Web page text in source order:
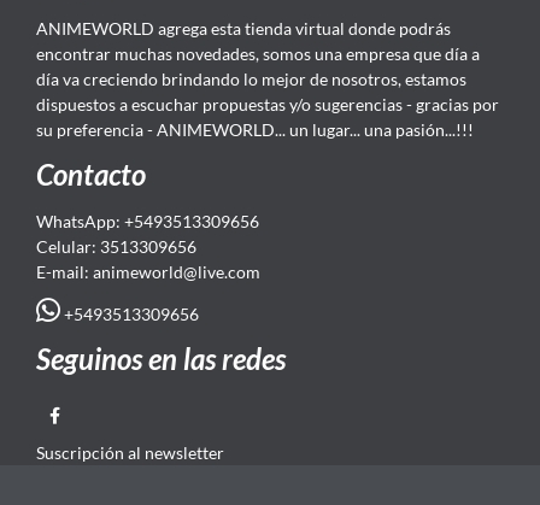
ANIMEWORLD agrega esta tienda virtual donde podrás
encontrar muchas novedades, somos una empresa que día a
día va creciendo brindando lo mejor de nosotros, estamos
dispuestos a escuchar propuestas y/o sugerencias - gracias por
su preferencia - ANIMEWORLD... un lugar... una pasión...!!!
Contacto
WhatsApp: +5493513309656
Celular: 3513309656
E-mail: animeworld@live.com
+5493513309656
Seguinos en las redes
Suscripción al newsletter